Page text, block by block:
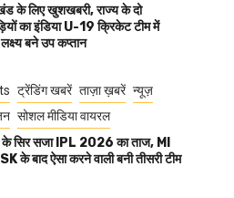
के लिए खुशखबरी, राज्य के दो
का इंडिया U-19 क्रिकेट टीम में
बने उप कप्तान
ट्रेंडिंग खबरें ताज़ा ख़बरें न्यूज़
सोशल मीडिया वायरल
सिर सजा IPL 2026 का ताज, MI
के बाद ऐसा करने वाली बनी तीसरी टीम